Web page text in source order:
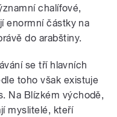
chalífové,
enormní částky na
do arabštiny.
se tří hlavních
toho však existuje
Na Blízkém východě,
myslitelé, kteří